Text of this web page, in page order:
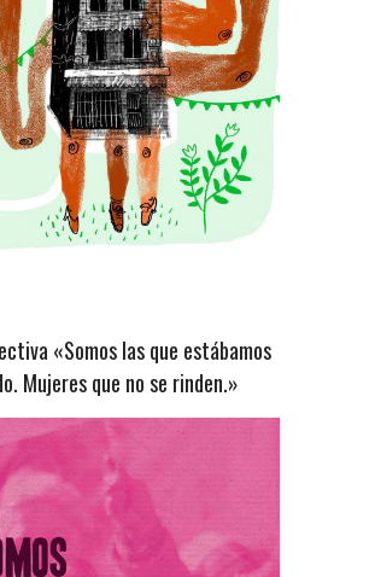
«Somos las que estábamos
Mujeres que no se rinden.»